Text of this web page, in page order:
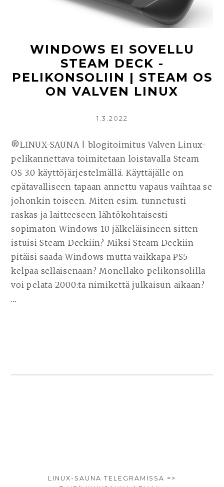
PELIKIRJASTOSI
WINDOWS EI SOVELLU
STEAM DECK -
PELIKONSOLIIN | STEAM OS
ON VALVEN LINUX
KIRJOITETTU
1.3.2022
®LINUX-SAUNA | blogitoimitus Valven Linux-
pelikannettava toimitetaan loistavalla Steam
OS 3.0 käyttöjärjestelmällä. Käyttäjälle on
epätavalliseen tapaan annettu vapaus vaihtaa se
johonkin toiseen. Miten esim. tunnetusti
raskas ja laitteeseen lähtökohtaisesti
sopimaton Windows 10 jälkeläisineen sitten
istuisi Steam Deckiin? Miksi Steam Deckiin
pitäisi saada Windows mutta vaikkapa PS5
kelpaa sellaisenaan? Monellako pelikonsolilla
voi pelata 2000:ta nimikettä julkaisun aikaan?
…
VALVENLINUX-SAUNA TELEGRAMISSA =>